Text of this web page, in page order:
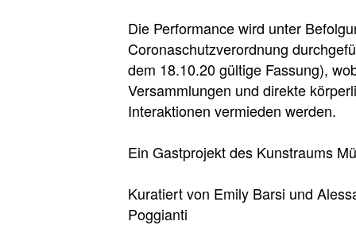
Die Performance wird unter
Coronaschutzverordnung
dem 18.10.20 gültige Fassung),
Versammlungen und direkte
Interaktionen vermieden werden.
Ein Gastprojekt des Kunstraums
Kuratiert von Emily Barsi und
Poggianti